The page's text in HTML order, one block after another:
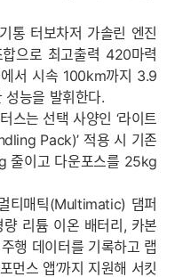
통 터보차저 가솔린 엔진
으로 최고출력 420마력
서 시속 100km까지 3.9
능을 발휘한다.
스는 선택 사양인 ‘라이트
Pack)’ 적용 시 기존
줄이고 다운포스를 25kg
티매틱(Multimatic) 댐퍼
리튬 이온 배터리, 카본
행 데이터를 기록하고 랩
먼스 앱’까지 지원해 서킷